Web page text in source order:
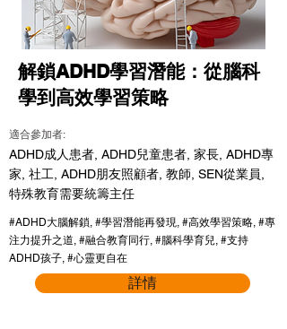
解鎖ADHD學習潛能：從腦科
學到高效學習策略
適合參加者:
ADHD成人患者, ADHD兒童患者, 家長, ADHD專
家, 社工, ADHD朋友照顧者, 教師, SEN從業員,
特殊教育需要統籌主任
#ADHD大腦解鎖, #學習潛能再發現, #高效學習策略, #專
注力提升之道, #融合教育同行, #腦科學育兒, #支持
ADHD孩子, #心靈更自在
詳情